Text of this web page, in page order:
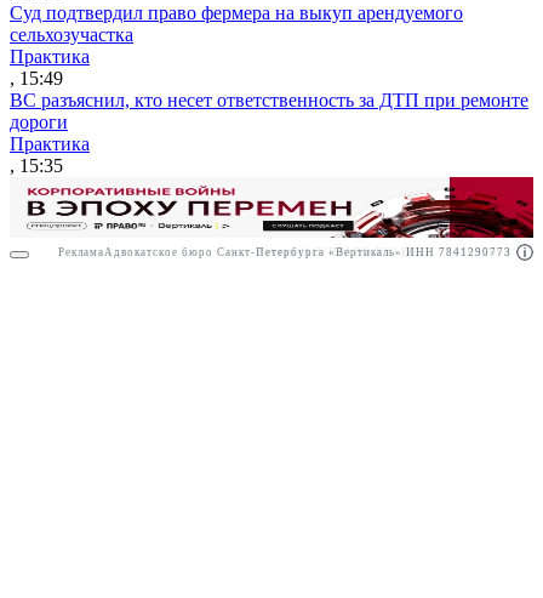
РекламаАО"ПРАВО.РУ" ИНН: 7708095468
Суд подтвердил право фермера на выкуп арендуемого
сельхозучастка
Практика
, 15:49
ВС разъяснил, кто несет ответственность за ДТП при ремонте
дороги
Практика
, 15:35
Реклама Адвокатское бюро Санкт-Петербурга «Вертикаль» ИНН 7841290773